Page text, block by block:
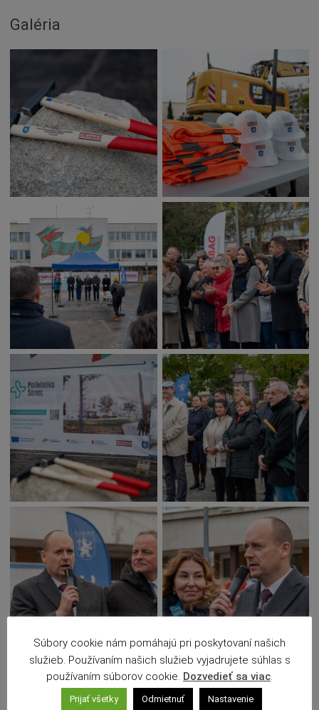
Galéria
Súbory cookie nám pomáhajú pri poskytovaní našich
služieb. Používaním našich služieb vyjadrujete súhlas s
používaním súborov cookie. Dozvedieť sa viac
Prijať všetky Odmietnuť Nastavenie